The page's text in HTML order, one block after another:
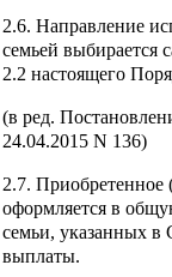
2.6. Направление
семьей выбирается
2.2 настоящего
(в ред.
24.04.2015 N 136)
2.7.
оформляется в
семьи, указанных в
выплаты.